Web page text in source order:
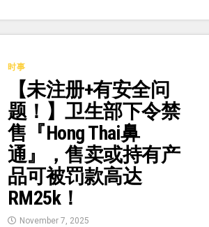
时事
【未注册+有安全问
题！】卫生部下令禁
售『Hong Thai鼻
通』，售卖或持有产
品可被罚款高达
RM25k！
November 7, 2025